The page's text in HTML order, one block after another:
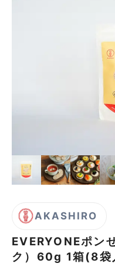
AKASHIRO
EVERYONEポン
ク）60g 1箱(8袋